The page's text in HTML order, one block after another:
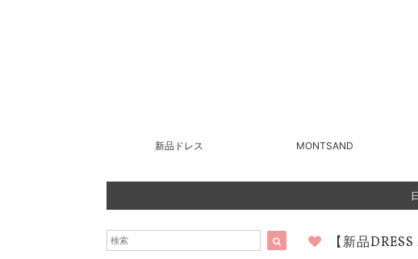
新品ドレス MONTSAND
【新品